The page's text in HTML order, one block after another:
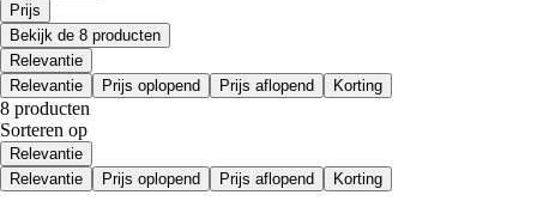
Prijs
Bekijk de 8 producten
Relevantie
Relevantie
Prijs oplopend Prijs aflopend Korting
8 producten
Sorteren op
Relevantie
Relevantie
Prijs oplopend Prijs aflopend Korting